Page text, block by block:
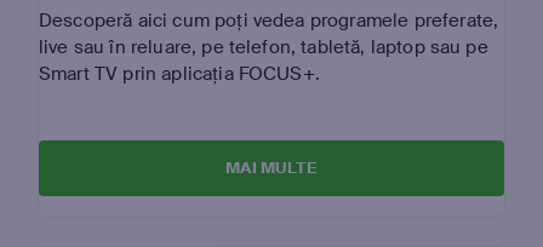
Descoperă aici cum poți vedea programele preferate,
live sau în reluare, pe telefon, tabletă, laptop sau pe
Smart TV prin aplicația FOCUS+.
MAI MULTE